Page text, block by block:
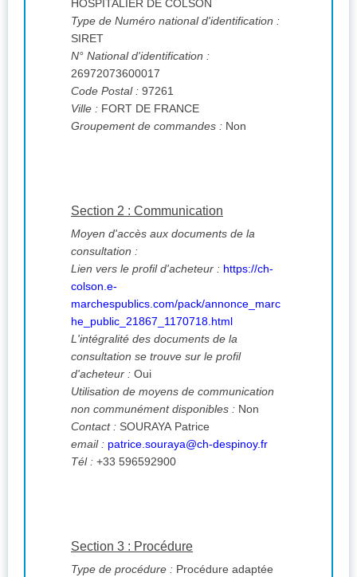
HOSPITALIER DE COLSON
Type de Numéro national d'identification :
SIRET
N° National d'identification :
26972073600017
Code Postal : 97261
Ville : FORT DE FRANCE
Groupement de commandes : Non
Section 2 : Communication
Moyen d'accès aux documents de la
consultation :
Lien vers le profil d'acheteur : https://ch-
colson.e-
marchespublics.com/pack/annonce_marc
he_public_21867_1170718.html
L'intégralité des documents de la
consultation se trouve sur le profil
d'acheteur : Oui
Utilisation de moyens de communication
non communément disponibles : Non
Contact : SOURAYA Patrice
email : patrice.souraya@ch-despinoy.fr
Tél : +33 596592900
Section 3 : Procédure
Type de procédure : Procédure adaptée